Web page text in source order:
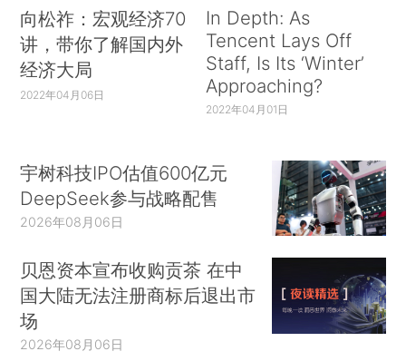
向松祚：宏观经济70
讲，带你了解国内外
经济大局
2022年04月06日
In Depth: As
Tencent Lays Off
Staff, Is Its ‘Winter’
Approaching?
2022年04月01日
宇树科技IPO估值600亿元
DeepSeek参与战略配售
2026年08月06日
贝恩资本宣布收购贡茶 在中
国大陆无法注册商标后退出市
场
2026年08月06日